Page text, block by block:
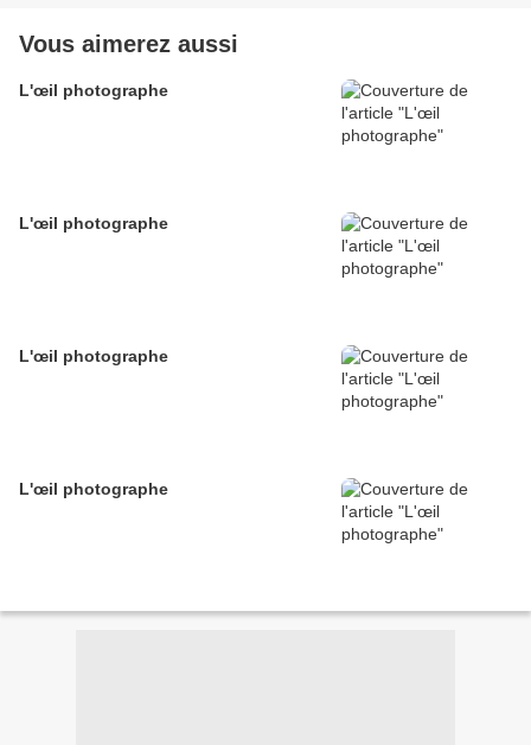
Vous aimerez aussi
L'œil photographe
L'œil photographe
L'œil photographe
L'œil photographe